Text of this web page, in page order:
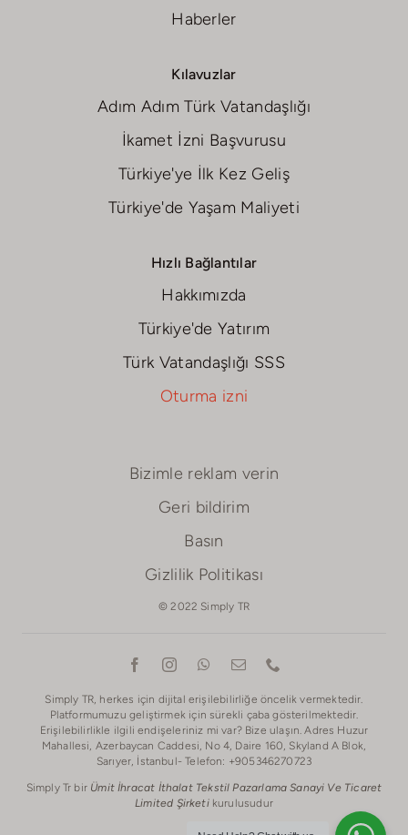
Haberler
Kılavuzlar
Adım Adım Türk Vatandaşlığı
İkamet İzni Başvurusu
Türkiye'ye İlk Kez Geliş
Türkiye'de Yaşam Maliyeti
Hızlı Bağlantılar
Hakkımızda
Türkiye'de Yatırım
Türk Vatandaşlığı SSS
Oturma izni
Bizimle reklam verin
Geri bildirim
Basın
Gizlilik Politikası
© 2022 Simply TR
Simply TR, herkes için dijital erişilebilirliğe öncelik vermektedir.
Platformumuzu geliştirmek için sürekli çaba gösterilmektedir.
Erişilebilirlikle ilgili endişeleriniz mi var? Bize ulaşın. Adres Huzur
Mahallesi, Azerbaycan Caddesi, No 4, Daire 160, Skyland A Blok,
Sarıyer, İstanbul- Telefon: +905346270723
Simply Tr bir Ümit İhracat İthalat Tekstil Pazarlama Sanayi Ve Ticaret
Limited Şirketikurulusudur